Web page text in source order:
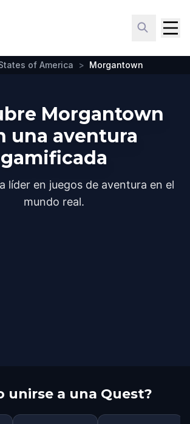
of America > Morgantown
Morgantown
una aventura
gamificada
líder en juegos de aventura en el
mundo real.
unirse a una Quest?